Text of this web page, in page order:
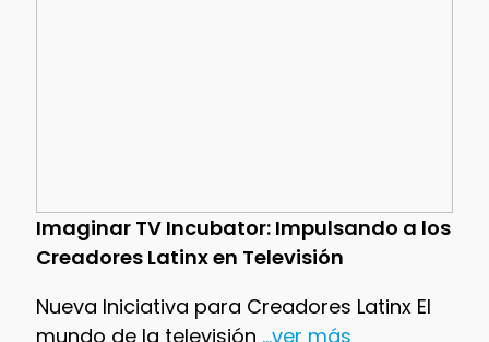
Imaginar TV Incubator: Impulsando a los
Creadores Latinx en Televisión
Nueva Iniciativa para Creadores Latinx El
mundo de la televisión ...ver más